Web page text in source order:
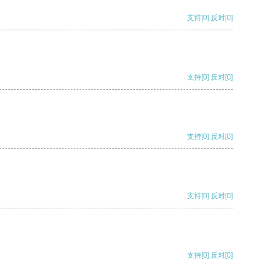
支持[0] 反对[0]
支持[0] 反对[0]
支持[0] 反对[0]
支持[0] 反对[0]
支持[0] 反对[0]